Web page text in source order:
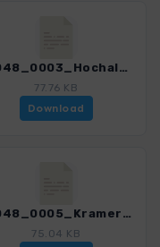
B3048_0003_Hochalm_mit Var_3048_3.gpx
77.76 KB
Download
B3048_0005_Kramerplateau_3048_3.gpx
75.04 KB